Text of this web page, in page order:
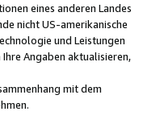
eines anderen Landes
nicht US-amerikanische
und Leistungen
Angaben aktualisieren,
mit dem